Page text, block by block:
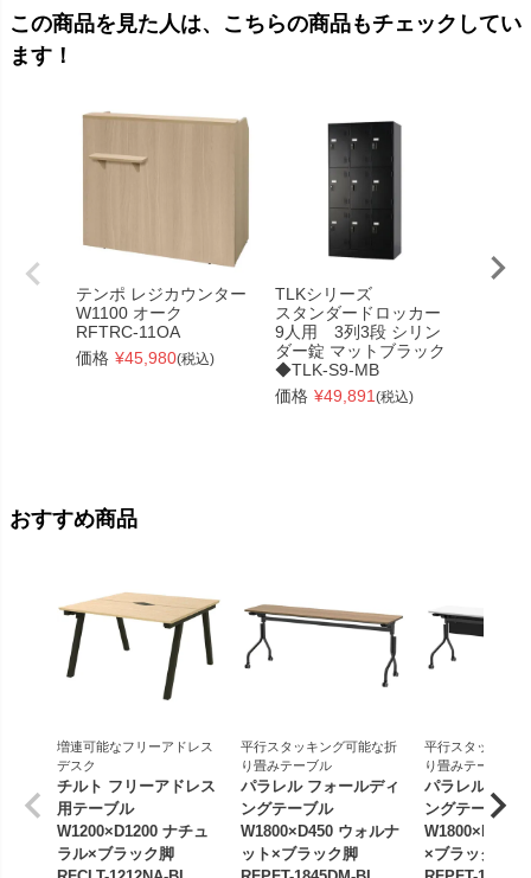
この商品を見た人は、こちらの商品もチェックしてい
ます！
テンポ レジカウンター
W1100 オーク
RFTRC-11OA
価格 ¥45,980(税込)
TLKシリーズ
スタンダードロッカー
9人用 3列3段 シリン
ダー錠 マットブラック
◆TLK-S9-MB
価格 ¥49,891(税込)
おすすめ商品
増連可能なフリーアドレス
デスク
チルト フリーアドレス
用テーブル
W1200×D1200 ナチュ
ラル×ブラック脚
平行スタッキング可能な折
り畳みテーブル
パラレル フォールディ
ングテーブル
W1800×D450 ウォルナ
ット×ブラック脚
平行スタッキン
り畳みテーブル
パラレル フォ
ングテーブル
W1800×D450
×ブラック脚